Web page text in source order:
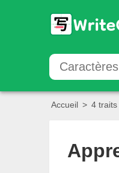
Accueil > 4